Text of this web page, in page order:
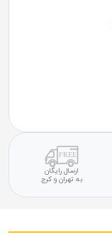
ارسال رایگان
به تهران و کرج